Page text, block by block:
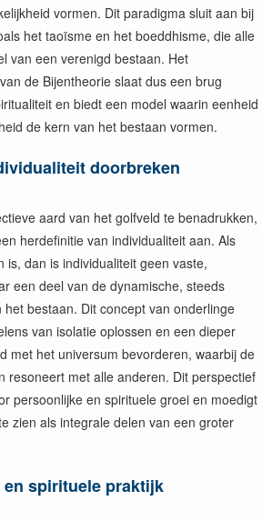
vormen. Dit paradigma sluit aan bij
het taoïsme en het boeddhisme, die alle
van een verenigd bestaan. Het
de Bijentheorie slaat dus een brug
en biedt een model waarin eenheid
de kern van het bestaan vormen.
doorbreken
aard van het golfveld te benadrukken,
herdefinitie van individualiteit aan. Als
is, dan is individualiteit geen vaste,
een deel van de dynamische, steeds
bestaan. Dit concept van onderlinge
van isolatie oplossen en een dieper
met het universum bevorderen, waarbij de
resoneert met alle anderen. Dit perspectief
persoonlijke en spirituele groei en moedigt
zien als integrale delen van een groter
spirituele praktijk